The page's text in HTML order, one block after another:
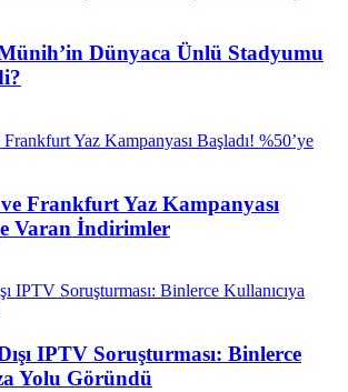
Dünyaca Ünlü Stadyumu
Frankfurt Yaz Kampanyası
Varan İndirimler
IPTV Soruşturması: Binlerce
Yolu Göründü